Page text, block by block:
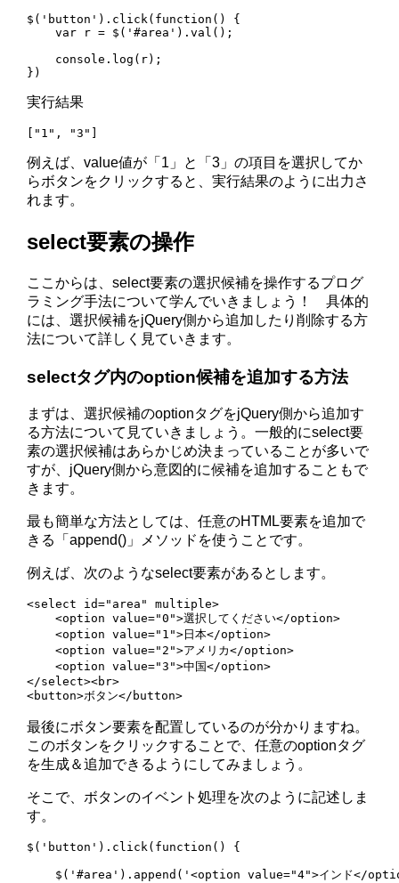
$('button').click(function() {
    var r = $('#area').val();
    console.log(r);
})
実行結果
["1", "3"]
例えば、value値が「1」と「3」の項目を選択してか
らボタンをクリックすると、実行結果のように出力さ
れます。
select要素の操作
ここからは、select要素の選択候補を操作するプログ
ラミング手法について学んでいきましょう！ 具体的
には、選択候補をjQuery側から追加したり削除する方
法について詳しく見ていきます。
selectタグ内のoption候補を追加する方法
まずは、選択候補のoptionタグをjQuery側から追加す
る方法について見ていきましょう。一般的にselect要
素の選択候補はあらかじめ決まっていることが多いで
すが、jQuery側から意図的に候補を追加することもで
きます。
最も簡単な方法としては、任意のHTML要素を追加で
きる「append()」メソッドを使うことです。
例えば、次のようなselect要素があるとします。
<select id="area" multiple>
    <option value="0">選択してください</option>
    <option value="1">日本</option>
    <option value="2">アメリカ</option>
    <option value="3">中国</option>
</select><br>
<button>ボタン</button>
最後にボタン要素を配置しているのが分かりますね。
このボタンをクリックすることで、任意のoptionタグ
を生成＆追加できるようにしてみましょう。
そこで、ボタンのイベント処理を次のように記述しま
す。
$('button').click(function() {
$('#area').append('<option value="4">インド</